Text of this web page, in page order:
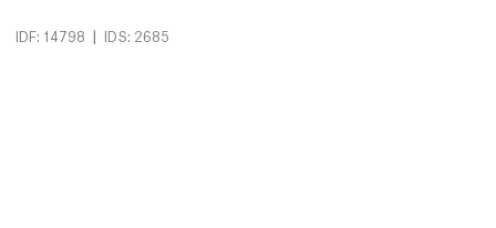
IDF: 14798 | IDS: 2685